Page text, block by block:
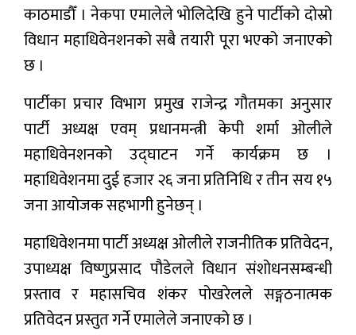
English
काठमाडौँ । नेकपा एमालेले भोलिदेखि हुने पार्टीको दोस्रो
विधान महाधिवेनशनको सबै तयारी पूरा भएको जनाएको
छ ।
पार्टीका प्रचार विभाग प्रमुख राजेन्द्र गौतमका अनुसार
पार्टी अध्यक्ष एवम् प्रधानमन्त्री केपी शर्मा ओलीले
महाधिवेनशनको उद्घाटन गर्ने कार्यक्रम छ ।
महाधिवेशनमा दुई हजार २६ जना प्रतिनिधि र तीन सय १५
जना आयोजक सहभागी हुनेछन् ।
महाधिवेशनमा पार्टी अध्यक्ष ओलीले राजनीतिक प्रतिवेदन,
उपाध्यक्ष विष्णुप्रसाद पौडेलले विधान संशोधनसम्बन्धी
प्रस्ताव र महासचिव शंकर पोखरेलले सङ्गठनात्मक
प्रतिवेदन प्रस्तुत गर्ने एमालेले जनाएको छ ।